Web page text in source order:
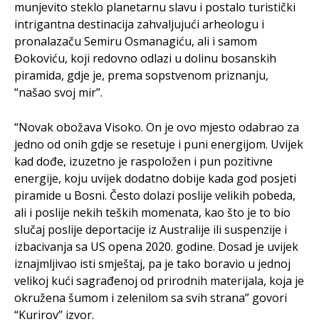
munjevito steklo planetarnu slavu i postalo turistički
intrigantna destinacija zahvaljujući arheologu i
pronalazaču Semiru Osmanagiću, ali i samom
Đokoviću, koji redovno odlazi u dolinu bosanskih
piramida, gdje je, prema sopstvenom priznanju,
“našao svoj mir”.
“Novak obožava Visoko. On je ovo mjesto odabrao za
jedno od onih gdje se resetuje i puni energijom. Uvijek
kad dođe, izuzetno je raspoložen i pun pozitivne
energije, koju uvijek dodatno dobije kada god posjeti
piramide u Bosni. Često dolazi poslije velikih pobeda,
ali i poslije nekih teških momenata, kao što je to bio
slučaj poslije deportacije iz Australije ili suspenzije i
izbacivanja sa US opena 2020. godine. Dosad je uvijek
iznajmljivao isti smještaj, pa je tako boravio u jednoj
velikoj kući sagrađenoj od prirodnih materijala, koja je
okružena šumom i zelenilom sa svih strana” govori
“Kurirov” izvor.